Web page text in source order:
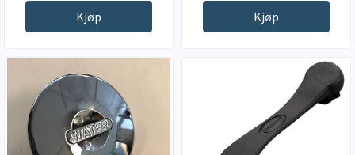
Kjøp Kjøp